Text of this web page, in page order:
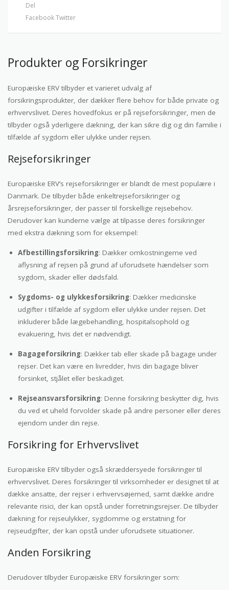
Del
FacebookTwitter
Produkter og Forsikringer
Europæiske ERV tilbyder et varieret udvalg af
forsikringsprodukter, der dækker flere behov for både private og
erhvervslivet. Deres hovedfokus er på rejseforsikringer, men de
tilbyder også yderligere dækning, der kan sikre dig og din familie i
tilfælde af sygdom eller ulykke under rejsen.
Rejseforsikringer
Europæiske ERV’s rejseforsikringer er blandt de mest populære i
Danmark. De tilbyder både enkeltrejseforsikringer og
årsrejseforsikringer, der passer til forskellige rejsebehov.
Derudover kan kunderne vælge at tilpasse deres forsikringer
med ekstra dækning som for eksempel:
Afbestillingsforsikring: Dækker omkostningerne ved
aflysning af rejsen på grund af uforudsete hændelser som
sygdom, skader eller dødsfald.
Sygdoms- og ulykkesforsikring: Dækker medicinske
udgifter i tilfælde af sygdom eller ulykke under rejsen. Det
inkluderer både lægebehandling, hospitalsophold og
evakuering, hvis det er nødvendigt.
Bagageforsikring: Dækker tab eller skade på bagage under
rejser. Det kan være en livredder, hvis din bagage bliver
forsinket, stjålet eller beskadiget.
Rejseansvarsforsikring: Denne forsikring beskytter dig, hvis
du ved et uheld forvolder skade på andre personer eller deres
ejendom under din rejse.
Forsikring for Erhvervslivet
Europæiske ERV tilbyder også skræddersyede forsikringer til
erhvervslivet. Deres forsikringer til virksomheder er designet til at
dække ansatte, der rejser i erhvervsøjemed, samt dække andre
relevante risici, der kan opstå under forretningsrejser. De tilbyder
dækning for rejseulykker, sygdomme og erstatning for
rejseudgifter, der kan opstå under uforudsete situationer.
Anden Forsikring
Derudover tilbyder Europæiske ERV forsikringer som: